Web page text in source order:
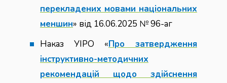
перекладених мовами національних
меншин» від 16.06.2025 № 96-аг
Наказ УІРО «Про затвердження
інструктивно-методичних
рекомендацій щодо здійснення